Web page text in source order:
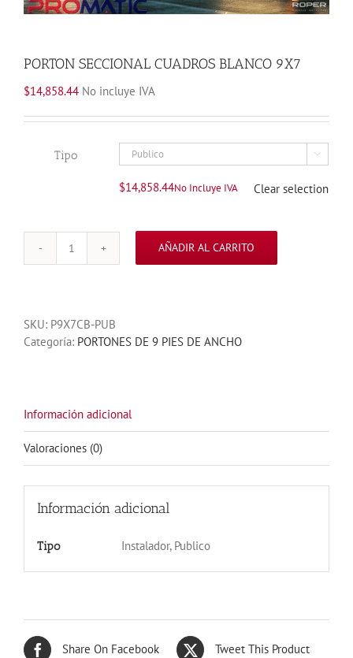
PORTON SECCIONAL CUADROS BLANCO 9X7
$14,858.44 No incluye IVA
Tipo 
$14,858.44No Incluye IVA Clear selection
PORTON
9X7
cantidad
AÑADIR AL CARRITO
SKU: P9X7CB-PUB
Categoría: PORTONES DE 9 PIES DE ANCHO
Información adicional
Valoraciones (0)
Información adicional
Tipo Instalador, Publico
Share On Facebook Tweet This Product